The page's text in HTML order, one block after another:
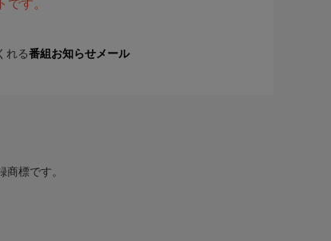
す。
れる番組お知らせメール
標です。